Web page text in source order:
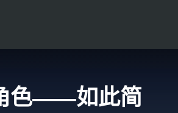
色——如此简